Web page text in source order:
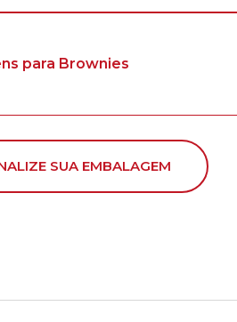
para Brownies
SUA EMBALAGEM